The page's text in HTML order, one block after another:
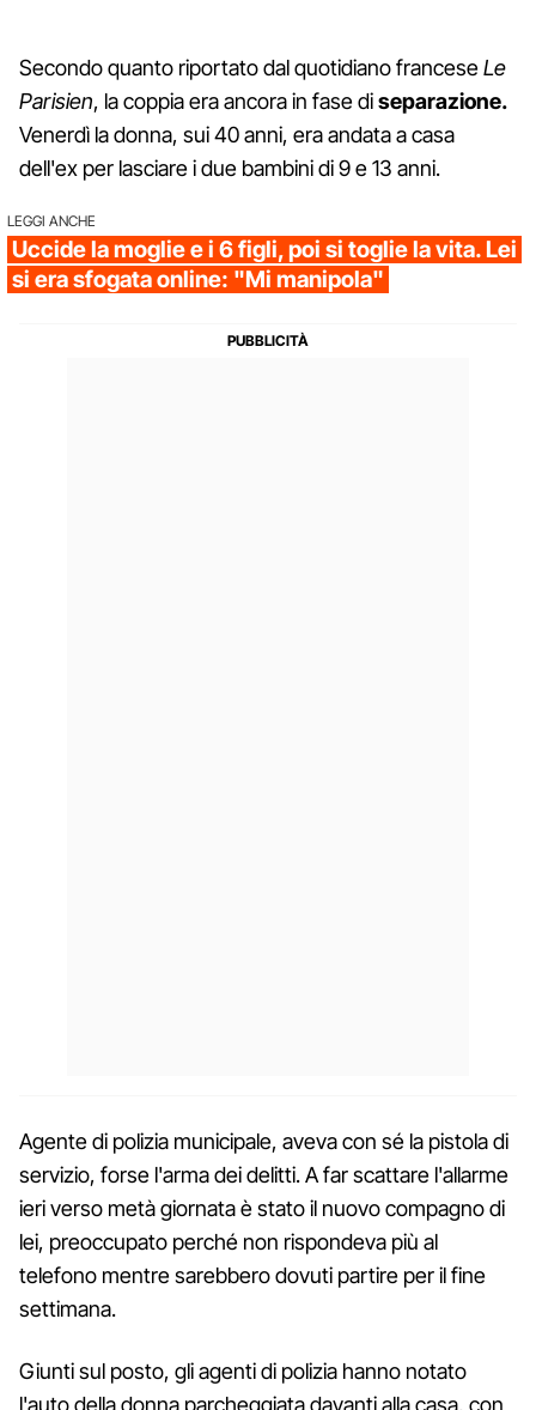
Secondo quanto riportato dal quotidiano franceseLe
Parisien, la coppia era ancora in fase diseparazione.
Venerdì la donna, sui 40 anni, era andata a casa
dell'ex per lasciare i due bambini di 9 e 13 anni.
LEGGI ANCHE
Uccide la moglie e i 6 figli, poi si toglie la vita. Lei
si era sfogata online: "Mi manipola"
Agente di polizia municipale, aveva con sé la pistola di
servizio, forse l'arma dei delitti. A far scattare l'allarme
ieri verso metà giornata è stato il nuovo compagno di
lei, preoccupato perché non rispondeva più al
telefono mentre sarebbero dovuti partire per il fine
settimana.
Giunti sul posto, gli agenti di polizia hanno notato
l'auto della donna parcheggiata davanti alla casa, con